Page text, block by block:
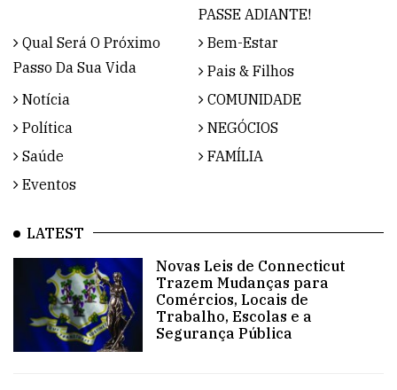
PASSE ADIANTE!
Qual Será O Próximo
Passo Da Sua Vida
Bem-Estar
Pais & Filhos
Notícia
COMUNIDADE
Política
NEGÓCIOS
Saúde
FAMÍLIA
Eventos
LATEST
Novas Leis de Connecticut
Trazem Mudanças para
Comércios, Locais de
Trabalho, Escolas e a
Segurança Pública